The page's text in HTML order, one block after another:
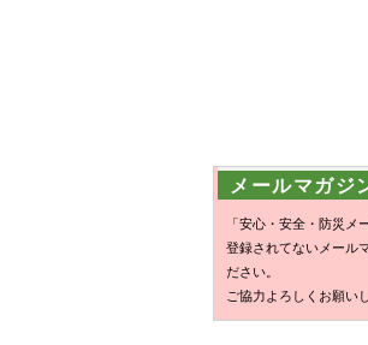
メールマガジ
「安心・安全・防災メ
登録されてないメール
ださい。
ご協力よろしくお願い